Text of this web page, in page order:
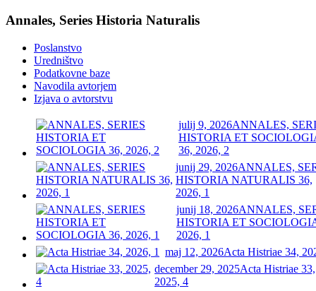
Annales, Series Historia Naturalis
Poslanstvo
Uredništvo
Podatkovne baze
Navodila avtorjem
Izjava o avtorstvu
julij 9, 2026ANNALES,
HISTORIA ET
36, 2026, 2
junij 29, 2026ANNALES,
HISTORIA NATURALIS 36,
2026, 1
junij 18, 2026ANNALES,
HISTORIA ET
2026, 1
maj 12, 2026Acta Histriae 34,
december 29, 2025Acta Histriae 33,
2025, 4